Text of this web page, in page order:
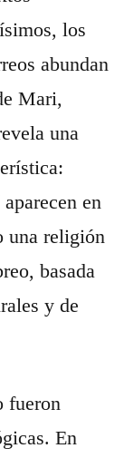
los
abundan
Mari,
una
aparecen en
una religión
basada
y de
fueron
En